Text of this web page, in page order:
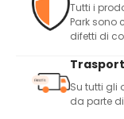
Tutti i
Park sono
difetti di
Su tutti gli
da parte